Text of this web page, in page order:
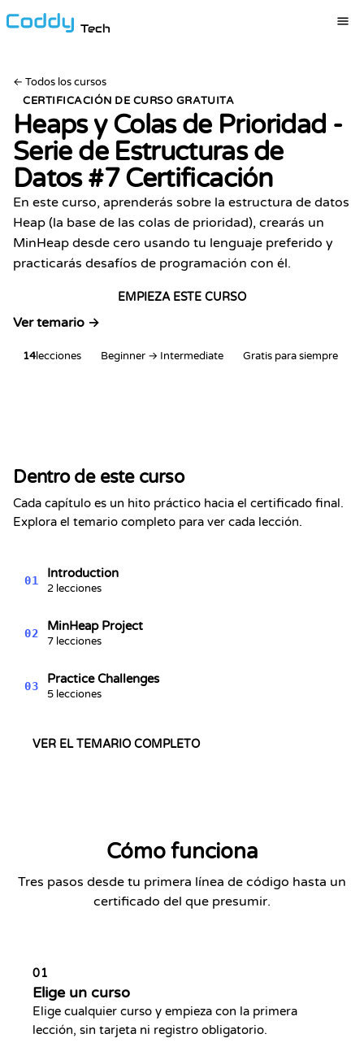
Tech
← Todos los cursos
CERTIFICACIÓN DE CURSO GRATUITA
Heaps y Colas de Prioridad -
Serie de Estructuras de
Datos #7 Certificación
En este curso, aprenderás sobre la estructura de datos
Heap (la base de las colas de prioridad), crearás un
MinHeap desde cero usando tu lenguaje preferido y
practicarás desafíos de programación con él.
EMPIEZA ESTE CURSO
Ver temario →
14lecciones Beginner → Intermediate Gratis para siempre
Heaps y Colas de Prioridad - Serie
Kevin Spektor
Kevin
8/8/2026
Dentro de este curso
Cada capítulo es un hito práctico hacia el certificado final.
Explora el temario completo para ver cada lección.
01
Introduction
2 lecciones
02
MinHeap Project
7 lecciones
03
Practice Challenges
5 lecciones
VER EL TEMARIO COMPLETO
Cómo funciona
Tres pasos desde tu primera línea de código hasta un
certificado del que presumir.
01
Elige un curso
Elige cualquier curso y empieza con la primera
lección, sin tarjeta ni registro obligatorio.